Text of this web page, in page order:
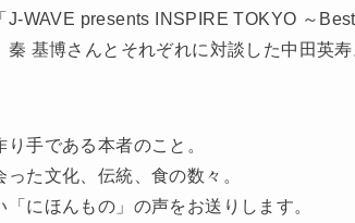
J-WAVE presents INSPIRE TOKYO ～
基博さんとそれぞれに対談した中田英
手である本者のこと。
た文化、伝統、食の数々。
にほんもの」の声をお送りします。